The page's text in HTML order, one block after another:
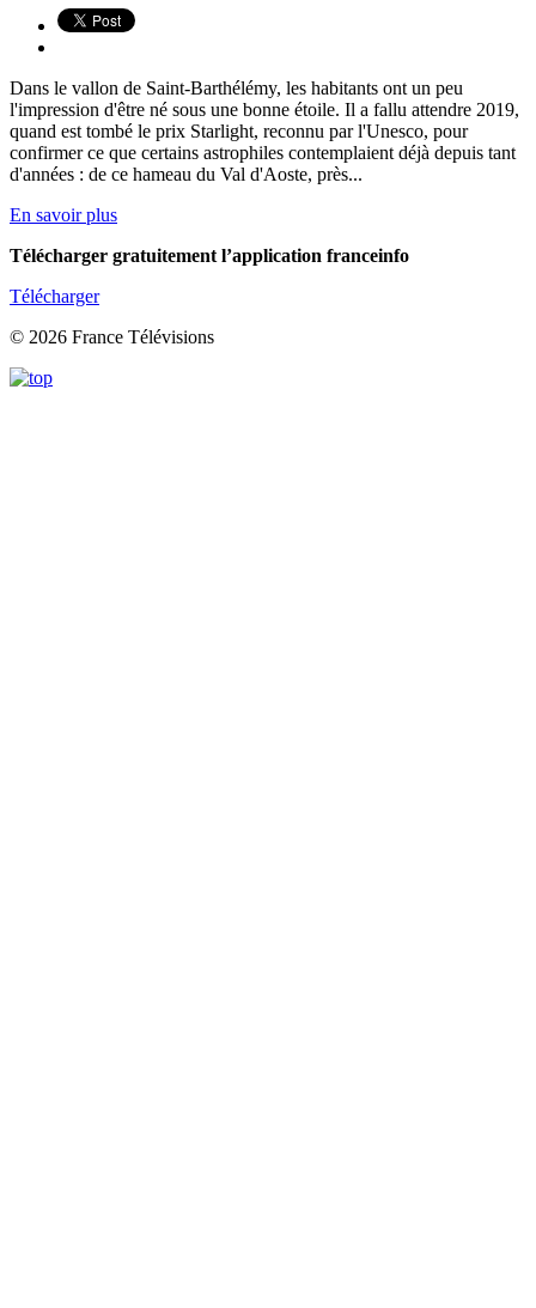
Dans le vallon de Saint-Barthélémy, les habitants ont un peu
l'impression d'être né sous une bonne étoile. Il a fallu attendre 2019,
quand est tombé le prix Starlight, reconnu par l'Unesco, pour
confirmer ce que certains astrophiles contemplaient déjà depuis tant
d'années : de ce hameau du Val d'Aoste, près...
En savoir plus
Télécharger gratuitement l’application franceinfo
Télécharger
© 2026 France Télévisions